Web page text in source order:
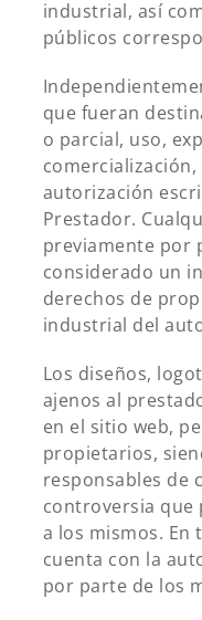
industrial, así
públicos
que fueran
o parcial, uso,
autorización
Prestador.
previamente por
considerado un
derechos de
industrial del
Los diseños,
ajenos al
en el sitio web,
propietarios,
responsables de
controversia que
a los mismos. En
cuenta con la
por parte de los